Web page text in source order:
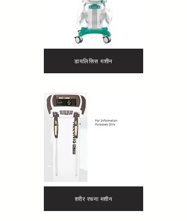
डायलिसिस मशीन
शरीर रचना मशीन